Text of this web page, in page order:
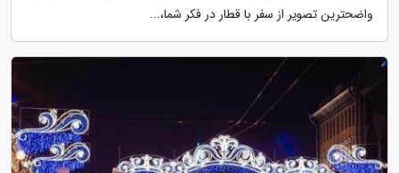
واضحترین تصویر از سفر با قطار در فکر شما،...